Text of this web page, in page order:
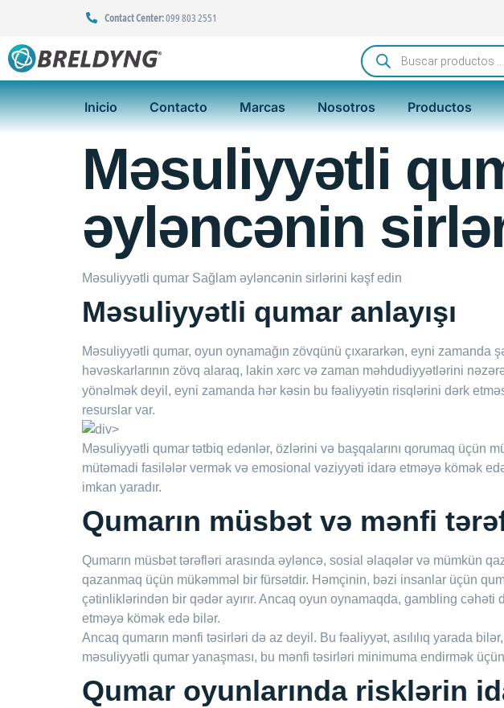
Contact Center:099 803 2551
Inicio Contacto Marcas Nosotros Productos
Məsuliyyətli
əyləncənin
Məsuliyyətli qumar Sağlam əyləncənin sirlərini kəşf edin
Məsuliyyətli qumar anlayışı
Məsuliyyətli qumar, oyun oynamağın zövqünü çıxararkən, eyni zamanda
həvəskarlarının zövq alaraq, lakin xərc və zaman məhdudiyyətlərini
yönəlmək deyil, eyni zamanda hər kəsin bu fəaliyyətin risqlərini dərk
resurslar var.
Məsuliyyətli qumar tətbiq edənlər, özlərini və başqalarını qorumaq üçün
mütəmadi fasilələr vermək və emosional vəziyyəti idarə etməyə kömək
imkan yaradır.
Qumarın müsbət və mənfi
Qumarın müsbət tərəfləri arasında əyləncə, sosial əlaqələr və mümkün
qazanmaq üçün mükəmməl bir fürsətdir. Həmçinin, bəzi insanlar üçün
çətinliklərindən bir qədər ayırır. Ancaq oyun oynamaqda, gambling
etməyə kömək edə bilər.
Ancaq qumarın mənfi təsirləri də az deyil. Bu fəaliyyət, asılılıq yarada
məsuliyyətli qumar yanaşması, bu mənfi təsirləri minimuma endirmək
Qumar oyunlarında risklərin